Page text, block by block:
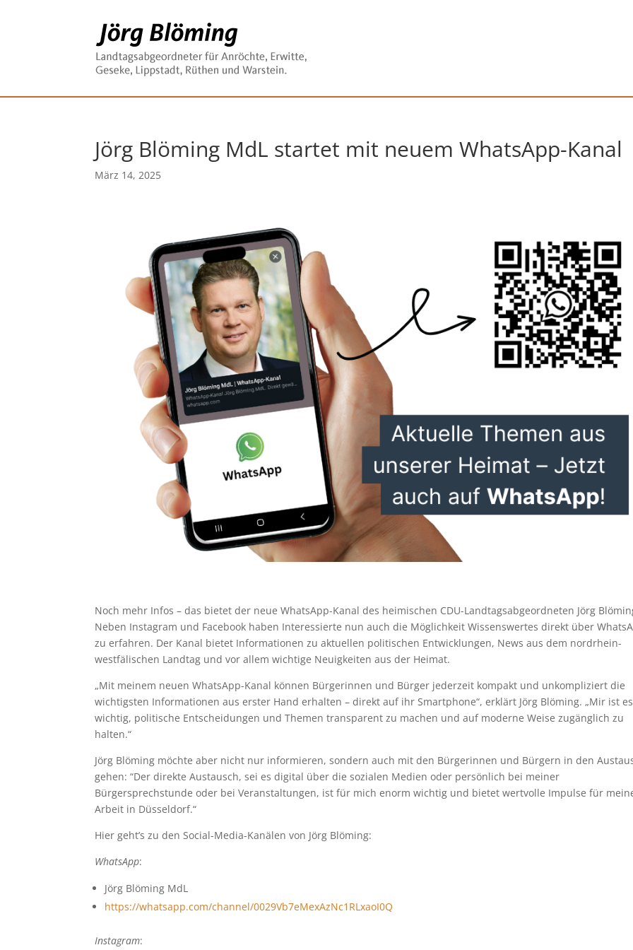
Jörg Blöming MdL startet mit neuem WhatsApp-Kanal
März 14, 2025
Noch mehr Infos – das bietet der neue WhatsApp-Kanal des heimischen CDU-Landtagsabgeordneten Jörg
Neben Instagram und Facebook haben Interessierte nun auch die Möglichkeit Wissenswertes direkt über
zu erfahren. Der Kanal bietet Informationen zu aktuellen politischen Entwicklungen, News aus dem nordrhein-
westfälischen Landtag und vor allem wichtige Neuigkeiten aus der Heimat.
„Mit meinem neuen WhatsApp-Kanal können Bürgerinnen und Bürger jederzeit kompakt und unkompliziert die
wichtigsten Informationen aus erster Hand erhalten – direkt auf ihr Smartphone“, erklärt Jörg Blöming. „Mir ist es
wichtig, politische Entscheidungen und Themen transparent zu machen und auf moderne Weise zugänglich zu
halten.“
Jörg Blöming möchte aber nicht nur informieren, sondern auch mit den Bürgerinnen und Bürgern in den
gehen: “Der direkte Austausch, sei es digital über die sozialen Medien oder persönlich bei meiner
Bürgersprechstunde oder bei Veranstaltungen, ist für mich enorm wichtig und bietet wertvolle Impulse für
Arbeit in Düsseldorf.“
Hier geht’s zu den Social-Media-Kanälen von Jörg Blöming:
WhatsApp:
Jörg Blöming MdL
https://whatsapp.com/channel/0029Vb7eMexAzNc1RLxaoI0Q
Instagram: